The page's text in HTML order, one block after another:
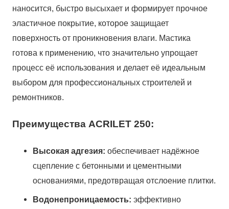
наносится, быстро высыхает и формирует прочное
эластичное покрытие, которое защищает
поверхность от проникновения влаги. Мастика
готова к применению, что значительно упрощает
процесс её использования и делает её идеальным
выбором для профессиональных строителей и
ремонтников.
Преимущества ACRILET 250:
Высокая адгезия: обеспечивает надёжное
сцепление с бетонными и цементными
основаниями, предотвращая отслоение плитки.
Водонепроницаемость: эффективно